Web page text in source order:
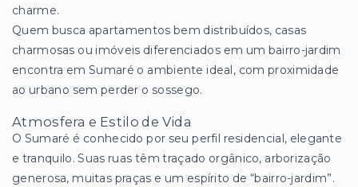
charme.
Quem busca apartamentos bem distribuídos, casas
charmosas ou imóveis diferenciados em um bairro-jardim
encontra em Sumaré o ambiente ideal, com proximidade
ao urbano sem perder o sossego.
Atmosfera e Estilo de Vida
O Sumaré é conhecido por seu perfil residencial, elegante
e tranquilo. Suas ruas têm traçado orgânico, arborização
generosa, muitas praças e um espírito de “bairro-jardim”.